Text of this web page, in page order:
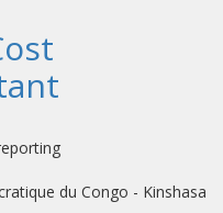
du Congo - Kinshasa